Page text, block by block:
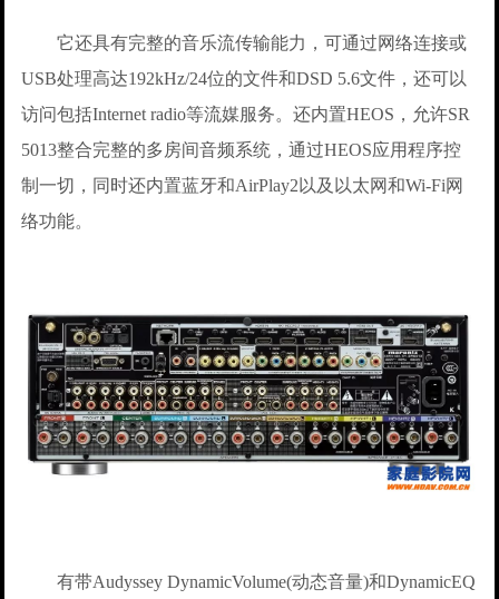
它还具有完整的音乐流传输能力，可通过网络连接或
USB处理高达192kHz/24位的文件和DSD 5.6文件，还可以
访问包括Internet radio等流媒服务。还内置HEOS，允许SR
5013整合完整的多房间音频系统，通过HEOS应用程序控
制一切，同时还内置蓝牙和AirPlay2以及以太网和Wi-Fi网
络功能。
有带Audyssey DynamicVolume(动态音量)和DynamicEQ